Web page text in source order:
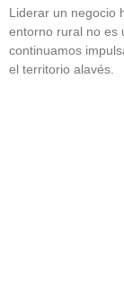
Liderar un negocio
entorno rural no es
continuamos
el territorio alavés.